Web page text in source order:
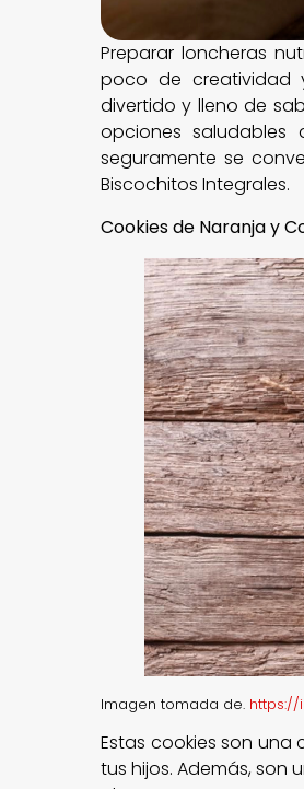
Preparar loncheras
poco de creatividad
divertido y lleno de
opciones
seguramente se
Biscochitos Integrales.
Cookies de Naranja y
Imagen tomada de. https://
Estas cookies son
tus hijos. Además, son